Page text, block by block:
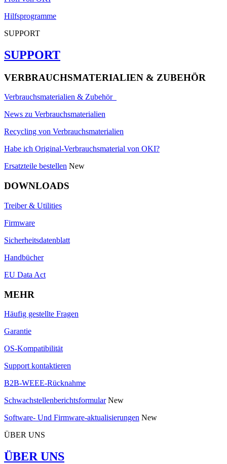
Hilfsprogramme
SUPPORT
SUPPORT
VERBRAUCHSMATERIALIEN & ZUBEHÖR
Verbrauchsmaterialien & Zubehör
News zu Verbrauchsmaterialien
Recycling von Verbrauchsmaterialien
Habe ich Original-Verbrauchsmaterial von OKI?
Ersatzteile bestellen New
DOWNLOADS
Treiber & Utilities
Firmware
Sicherheitsdatenblatt
Handbücher
EU Data Act
MEHR
Häufig gestellte Fragen
Garantie
OS-Kompatibilität
Support kontaktieren
B2B-WEEE-Rücknahme
Schwachstellenberichtsformular New
Software- Und Firmware-aktualisierungen New
ÜBER UNS
ÜBER UNS